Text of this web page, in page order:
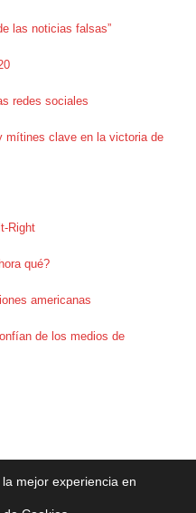
las noticias falsas”
redes sociales
mítines clave en la victoria de
Right
qué?
americanas
de los medios de
·Política de Cookies
mejor experiencia en